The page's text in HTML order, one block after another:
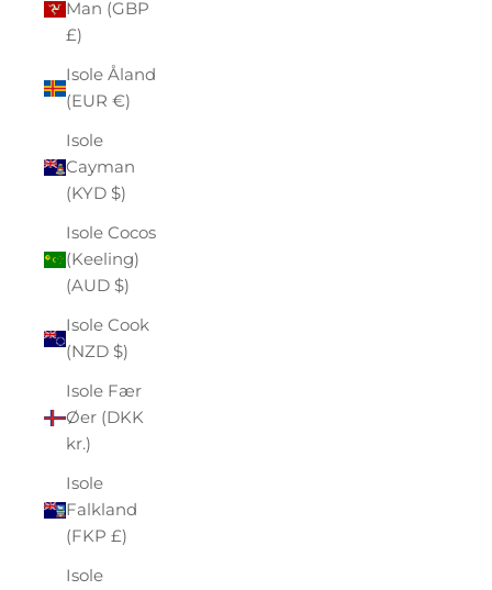
Man (GBP
£)
Isole Åland
(EUR €)
Isole
Cayman
(KYD $)
Isole Cocos
(Keeling)
(AUD $)
Isole Cook
(NZD $)
Isole Fær
Øer (DKK
kr.)
Isole
Falkland
(FKP £)
Isole